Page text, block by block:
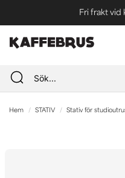
Fri frakt vid
Hem STATIV Stativ för